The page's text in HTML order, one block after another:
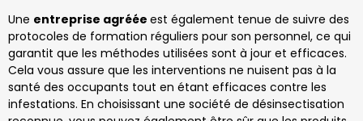
Une entreprise agréée est également tenue de suivre des
protocoles de formation réguliers pour son personnel, ce qui
garantit que les méthodes utilisées sont à jour et efficaces.
Cela vous assure que les interventions ne nuisent pas à la
santé des occupants tout en étant efficaces contre les
infestations. En choisissant une société de désinsectisation